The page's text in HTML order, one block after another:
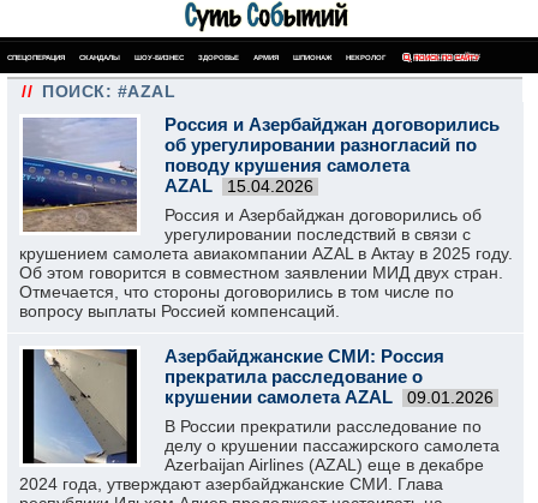
СПЕЦОПЕРАЦИЯ СКАНДАЛЫ ШОУ-БИЗНЕС ЗДОРОВЬЕ АРМИЯ ШПИОНАЖ НЕКРОЛОГ ПОИСК ПО САЙТУ
// ПОИСК: #AZAL
Россия и Азербайджан договорились
об урегулировании разногласий по
поводу крушения самолета
AZAL
15.04.2026
Россия и Азербайджан договорились об
урегулировании последствий в связи с
крушением самолета авиакомпании AZAL в Актау в 2025 году.
Об этом говорится в совместном заявлении МИД двух стран.
Отмечается, что стороны договорились в том числе по
вопросу выплаты Россией компенсаций.
Азербайджанские СМИ: Россия
прекратила расследование о
крушении самолета AZAL
09.01.2026
В России прекратили расследование по
делу о крушении пассажирского самолета
Azerbaijan Airlines (AZAL) еще в декабре
2024 года, утверждают азербайджанские СМИ. Глава